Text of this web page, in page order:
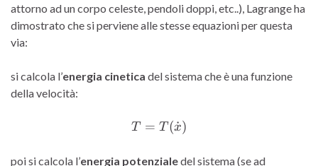
attorno ad un corpo celeste, pendoli doppi, etc..), Lagrange ha
dimostrato che si perviene alle stesse equazioni per questa
via:
si calcola l’energia cinetica del sistema che è una funzione
della velocità:
T = T(\dot{x})
T = T (x
˙)
poi si calcola l’energia potenzialedel sistema (se ad